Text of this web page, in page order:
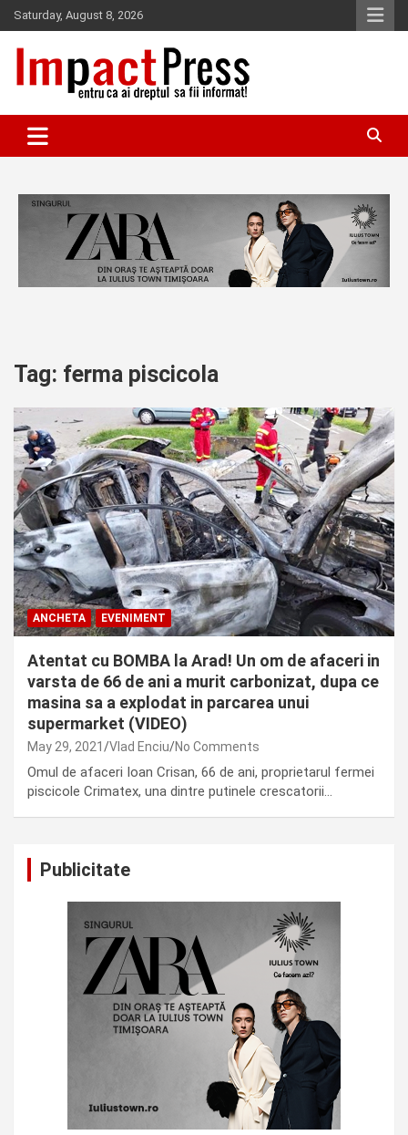
Skip
to
content
Saturday, August 8, 2026
IMPACTPRESS
Tag: ferma piscicola
ANCHETA EVENIMENT
Atentat cu BOMBA la Arad! Un om de afaceri in
varsta de 66 de ani a murit carbonizat, dupa ce
masina sa a explodat in parcarea unui
supermarket (VIDEO)
May 29, 2021 Vlad Enciu No Comments
Omul de afaceri Ioan Crisan, 66 de ani, proprietarul fermei
piscicole Crimatex, una dintre putinele crescatorii…
Publicitate